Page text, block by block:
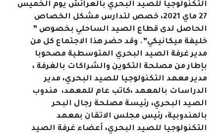
التكنولوجيا للصيد البحري بالعرائش يوم الخميس
27 ماي 2021، خصص لتدارس مشكل الخصاص
الحاصل لدى قطاع الصيد الساحلي بخصوص ”
خليفة ميكانيكي”. وقد حضر هذا الاجتماع كل من
مدير غرفة الصيد البحري المتوسطية مصحوبا
بإطار من مصلحة التكوين والشراكات بالغرفة ،
مدير معهد التكنولوجيا للصيد البحري، مدير
الدراسات بالمعهد ،كاتب عام للمعهد، مندوب
الصيد البحري، رئيسة مصلحة رجال البحر
بالمندوبية، رئيس مجلس الاتقان بمعهد
التكنولوجيا للصيد البحري، أعضاء غرفة الصيد